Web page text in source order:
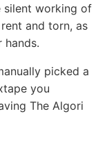
silent working of
and torn, as
hands.
picked a
you
The Algori